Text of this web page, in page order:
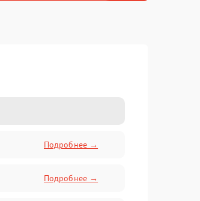
Подробнее →
Подробнее →